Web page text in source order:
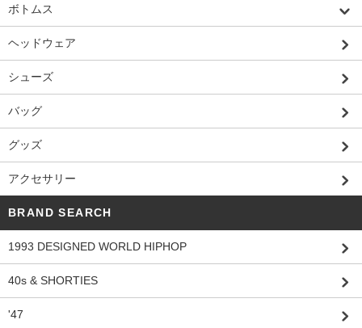
ボトムス
ヘッドウェア
シューズ
バッグ
グッズ
アクセサリー
BRAND SEARCH
1993 DESIGNED WORLD HIPHOP
40s & SHORTIES
'47